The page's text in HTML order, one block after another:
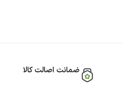
ضمانت اصالت کالا